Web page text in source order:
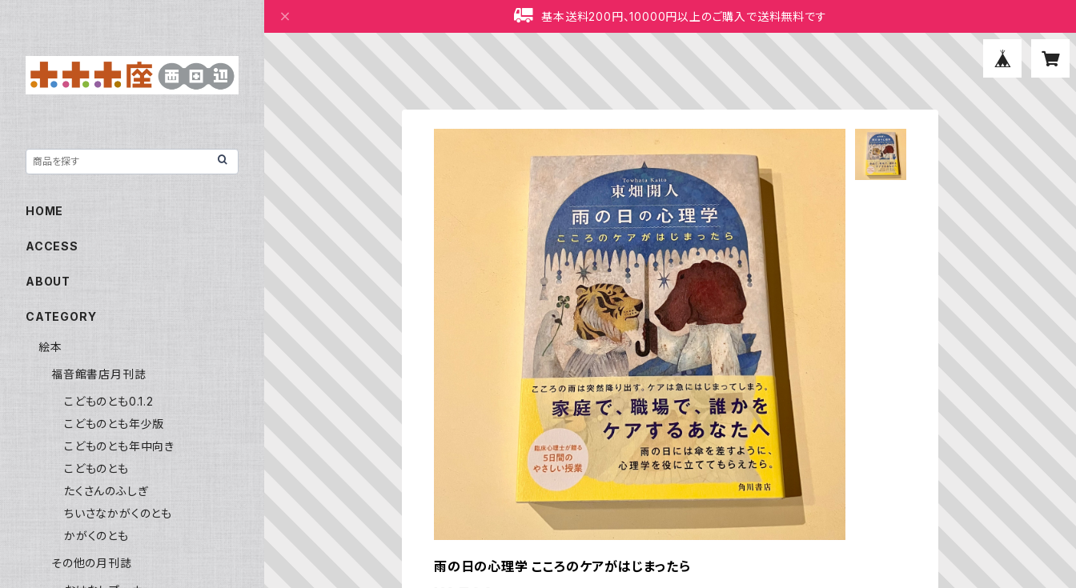
基本送料200円、10000円以上のご購入で送料無料です
雨の日の心理学 こころのケアがはじまったら
HOME
ACCESS
ABOUT
CATEGORY
絵本
福音館書店月刊誌
こどものとも0.1.2
こどものとも年少版
こどものとも年中向き
こどものとも
たくさんのふしぎ
ちいさなかがくのとも
かがくのとも
その他の月刊誌